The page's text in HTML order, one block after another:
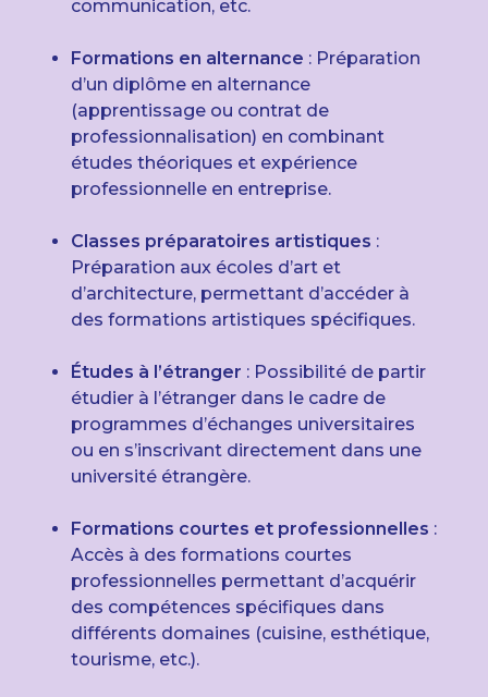
communication, etc.
Formations en alternance : Préparation
d’un diplôme en alternance
(apprentissage ou contrat de
professionnalisation) en combinant
études théoriques et expérience
professionnelle en entreprise.
Classes préparatoires artistiques :
Préparation aux écoles d’art et
d’architecture, permettant d’accéder à
des formations artistiques spécifiques.
Études à l’étranger : Possibilité de partir
étudier à l’étranger dans le cadre de
programmes d’échanges universitaires
ou en s’inscrivant directement dans une
université étrangère.
Formations courtes et professionnelles :
Accès à des formations courtes
professionnelles permettant d’acquérir
des compétences spécifiques dans
différents domaines (cuisine, esthétique,
tourisme, etc.).